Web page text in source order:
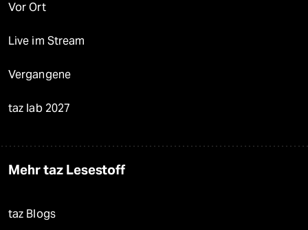
Vor Ort
Live im Stream
Vergangene
taz lab 2027
Mehr taz Lesestoff
taz Blogs